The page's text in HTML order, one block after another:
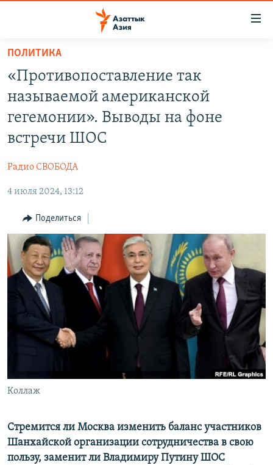
Вернуться
основному
содержанию
главной
Вернутся
КАЗАХСТАН
НОВОСТИ
НА ДРУГИХ ЯЗЫКАХ
ЎЗБЕКЧА
ТОҶИКӢ
TÜRKMENÇE
ПОДПИШИТЕСЬ НА НАС В СОЦСЕТЯХ
Все сайты РСЕ/РС
ПОЛИТИКА
«Противопоставление так
называемой американской
гегемонии». Выводы на фоне
встречи ШОС
Радио СВОБОДА
4 июля 2024, 13:12
Поделиться
Коллаж
Стремится ли Москва изменить баланс участников
Шанхайской организации сотрудничества в свою
пользу, заменит ли Владимиру Путину ШОС